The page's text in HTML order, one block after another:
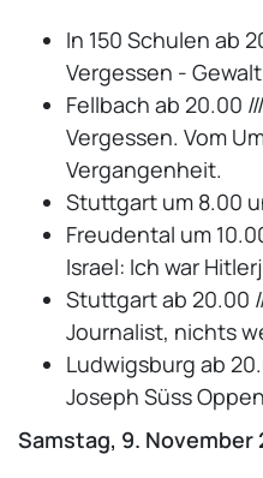
In 150 Schulen ab
Vergessen -
Fellbach ab 20.00
Vergessen. Vom
Vergangenheit.
Stuttgart um 8.00
Freudental um
Israel: Ich war
Stuttgart ab 20.00
Journalist, nichts
Ludwigsburg ab
Joseph Süss
Samstag, 9. November